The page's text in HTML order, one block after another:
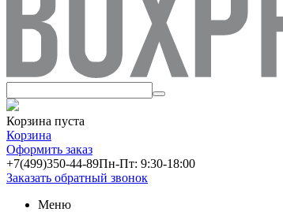
Корзина пуста
Корзина
Оформить заказ
+7(499)350-44-89Пн-Пт: 9:30-18:00
Заказать обратный звонок
Меню